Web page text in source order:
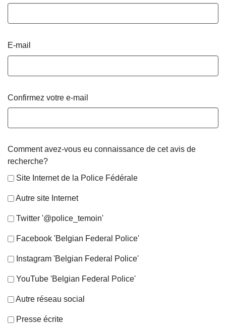
E-mail
Confirmez votre e-mail
Comment avez-vous eu connaissance de cet avis de
recherche?
Site Internet de la Police Fédérale
Autre site Internet
Twitter '@police_temoin'
Facebook 'Belgian Federal Police'
Instagram 'Belgian Federal Police'
YouTube 'Belgian Federal Police'
Autre réseau social
Presse écrite